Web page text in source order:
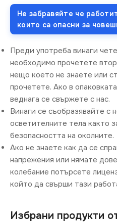
Не забравяйте че
които са опасни за
Преди употреба винаги
необходимо прочетете
нещо което не знаете или
прочетете. Ако в
веднага се свържете с нас.
Винаги се съобразявайте с
осветителните тела както
безопасността на околните.
Ако не знаете как да се
напрежения или нямате
колебание потърсете
който да свърши тази
Избрани продукти